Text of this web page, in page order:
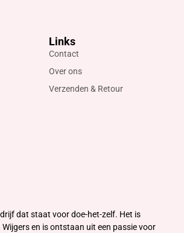
dat staat voor doe-het-zelf. Het is
en is ontstaan uit een passie voor
Links
Contact
Over ons
Verzenden & Retour